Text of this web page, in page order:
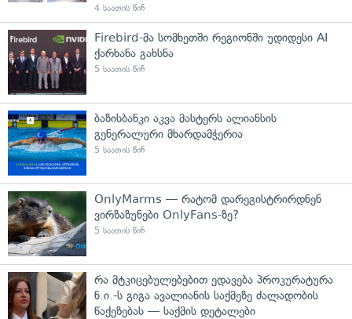
4 საათის წინ
Firebird-მა სომხეთში რეგიონში უდიდესი AI
ქარხანა გახსნა
5 საათის წინ
ბაზისბანკი აკვა მასტერს ალიანსის
გენერალური მხარდამჭერია
5 საათის წინ
OnlyMarms — რატომ დარეგისტრირდნენ
ვირზაზუნები OnlyFans-ზე?
5 საათის წინ
რა მტკიცებულებებით ედავება პროკურატურა
ნ.ი.-ს გიგა ავალიანის საქმეზე ძალადობის
წაქეზებას — საქმის დეტალები